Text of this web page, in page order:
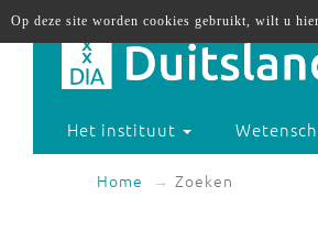
Het instituut
Home Zoeken
Op deze site worden cookies gebruikt, wilt u